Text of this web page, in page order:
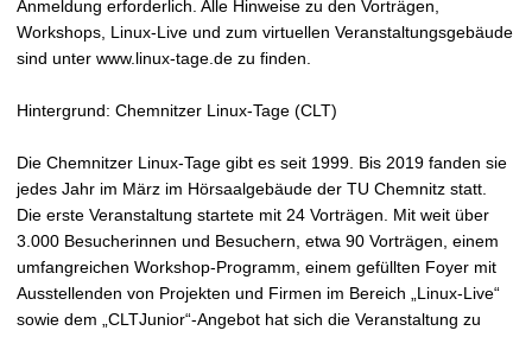
Anmeldung erforderlich. Alle Hinweise zu den Vorträgen,
Workshops, Linux-Live und zum virtuellen Veranstaltungsgebäude
sind unter www.linux-tage.de zu finden.
Hintergrund: Chemnitzer Linux-Tage (CLT)
Die Chemnitzer Linux-Tage gibt es seit 1999. Bis 2019 fanden sie
jedes Jahr im März im Hörsaalgebäude der TU Chemnitz statt.
Die erste Veranstaltung startete mit 24 Vorträgen. Mit weit über
3.000 Besucherinnen und Besuchern, etwa 90 Vorträgen, einem
umfangreichen Workshop-Programm, einem gefüllten Foyer mit
Ausstellenden von Projekten und Firmen im Bereich „Linux-Live“
sowie dem „CLTJunior“-Angebot hat sich die Veranstaltung zu